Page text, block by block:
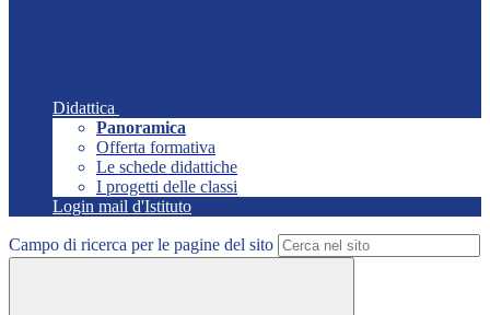
Didattica
Panoramica
Offerta formativa
Le schede didattiche
I progetti delle classi
Login mail d'Istituto
Campo di ricerca per le pagine del sito